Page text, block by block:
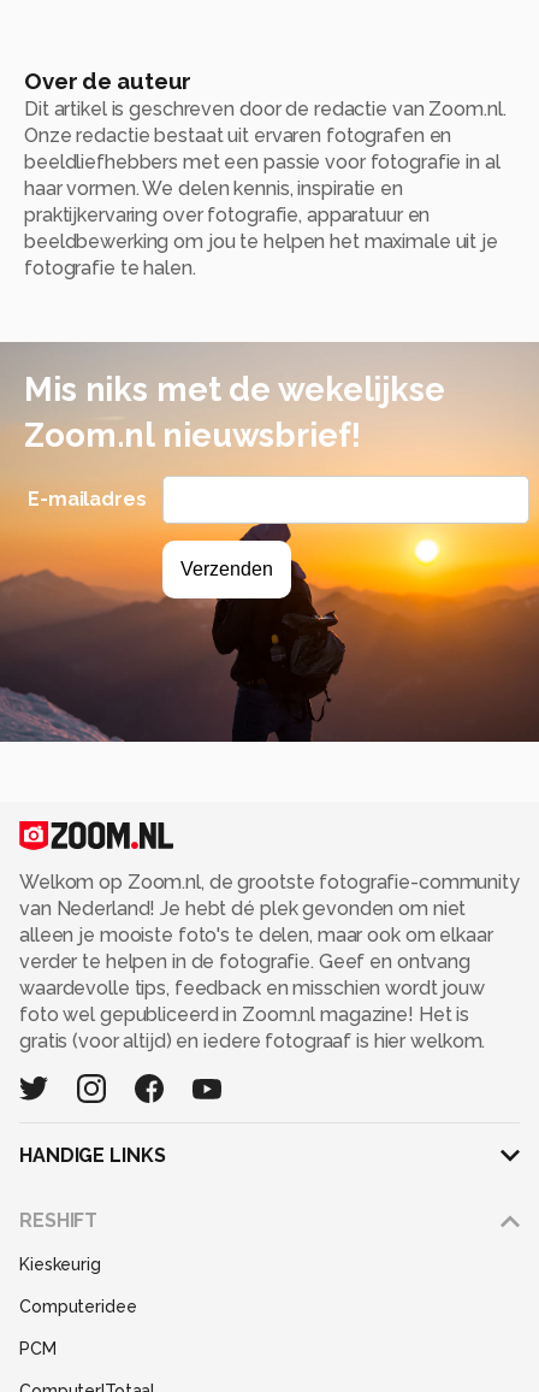
Over de auteur
Dit artikel is geschreven door de redactie van Zoom.nl.
Onze redactie bestaat uit ervaren fotografen en
beeldliefhebbers met een passie voor fotografie in al
haar vormen. We delen kennis, inspiratie en
praktijkervaring over fotografie, apparatuur en
beeldbewerking om jou te helpen het maximale uit je
fotografie te halen.
Mis niks met de wekelijkse
Zoom.nl nieuwsbrief!
E-mailadres
Welkom op Zoom.nl, de grootste fotografie-community
van Nederland! Je hebt dé plek gevonden om niet
alleen je mooiste foto's te delen, maar ook om elkaar
verder te helpen in de fotografie. Geef en ontvang
waardevolle tips, feedback en misschien wordt jouw
foto wel gepubliceerd in Zoom.nl magazine! Het is
gratis (voor altijd) en iedere fotograaf is hier welkom.
HANDIGE LINKS
RESHIFT
Kieskeurig
Computeridee
PCM